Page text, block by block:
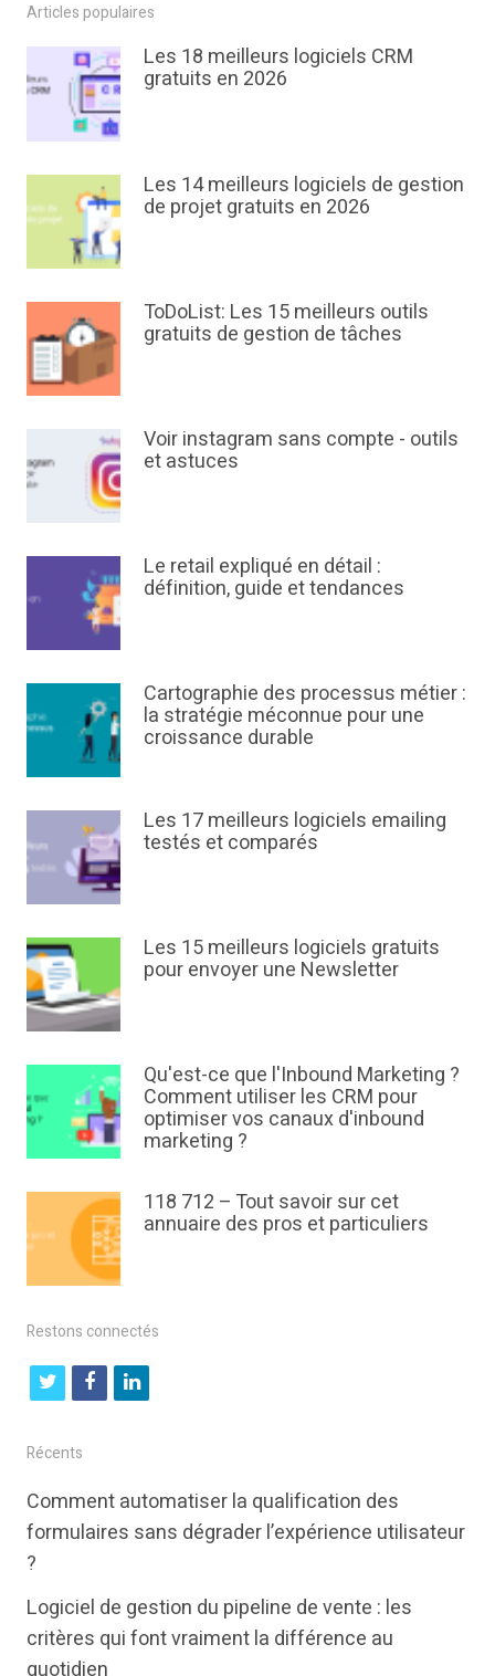
Articles populaires
Les 18 meilleurs logiciels CRM
gratuits en 2026
Les 14 meilleurs logiciels de gestion
de projet gratuits en 2026
ToDoList: Les 15 meilleurs outils
gratuits de gestion de tâches
Voir instagram sans compte - outils
et astuces
Le retail expliqué en détail :
définition, guide et tendances
Cartographie des processus métier :
la stratégie méconnue pour une
croissance durable
Les 17 meilleurs logiciels emailing
testés et comparés
Les 15 meilleurs logiciels gratuits
pour envoyer une Newsletter
Qu'est-ce que l'Inbound Marketing ?
Comment utiliser les CRM pour
optimiser vos canaux d'inbound
marketing ?
118 712 – Tout savoir sur cet
annuaire des pros et particuliers
Restons connectés
t
i
t
r
f
b
k
l
k
e
n
Récents
Comment automatiser la qualification des
formulaires sans dégrader l’expérience utilisateur
?
Logiciel de gestion du pipeline de vente : les
critères qui font vraiment la différence au